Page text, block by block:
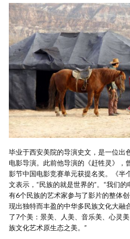
毕业于西安美院的导演史文，是一位出
电影导演。此前他导演的《赶牲灵》，
影节中国电影竞赛单元获提名奖。《半
文表示，“民族的就是世界的”。“我们
有6个民族的艺术家参与了影片的整体
现出独特而丰盈的中华多民族文化大融
了7个美：景美、人美、音乐美、心灵
族文化艺术原生态之美。”